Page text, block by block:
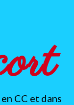
CC et dans